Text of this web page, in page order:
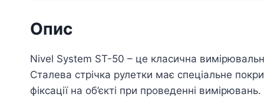
Опис
Nivel System ST-50 – це класична
Сталева стрічка рулетки має спеціальне
фіксації на об’єкті при проведенні